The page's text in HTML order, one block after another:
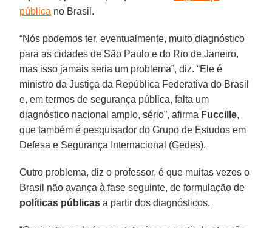
pública no Brasil.
“Nós podemos ter, eventualmente, muito diagnóstico
para as cidades de São Paulo e do Rio de Janeiro,
mas isso jamais seria um problema”, diz. “Ele é
ministro da Justiça da República Federativa do Brasil
e, em termos de segurança pública, falta um
diagnóstico nacional amplo, sério”, afirma Fuccille,
que também é pesquisador do Grupo de Estudos em
Defesa e Segurança Internacional (Gedes).
Outro problema, diz o professor, é que muitas vezes o
Brasil não avança à fase seguinte, de formulação de
políticas públicas a partir dos diagnósticos.